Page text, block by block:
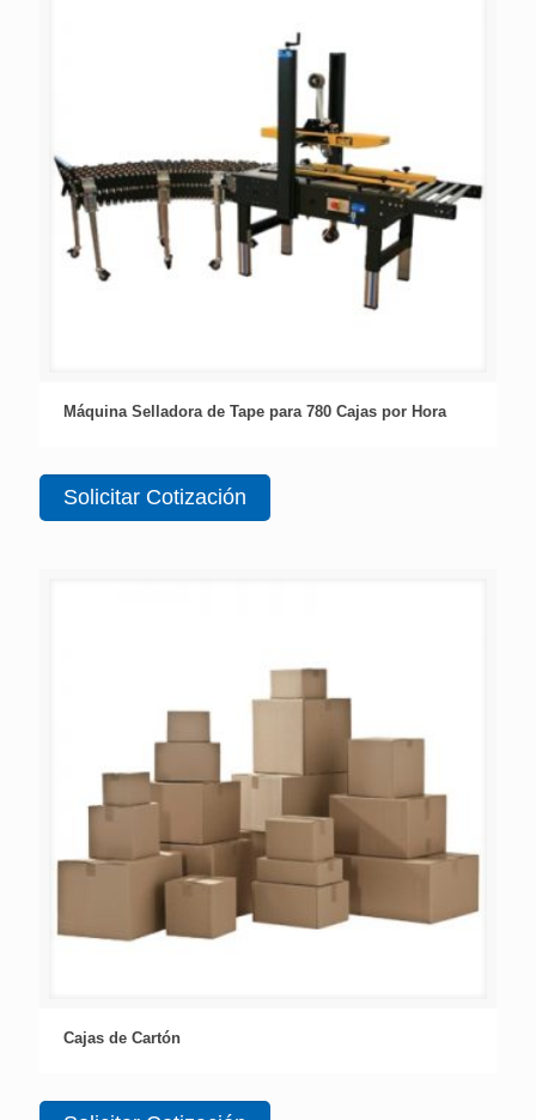
Máquina Selladora de Tape para 780 Cajas por Hora
Solicitar Cotización
Cajas de Cartón